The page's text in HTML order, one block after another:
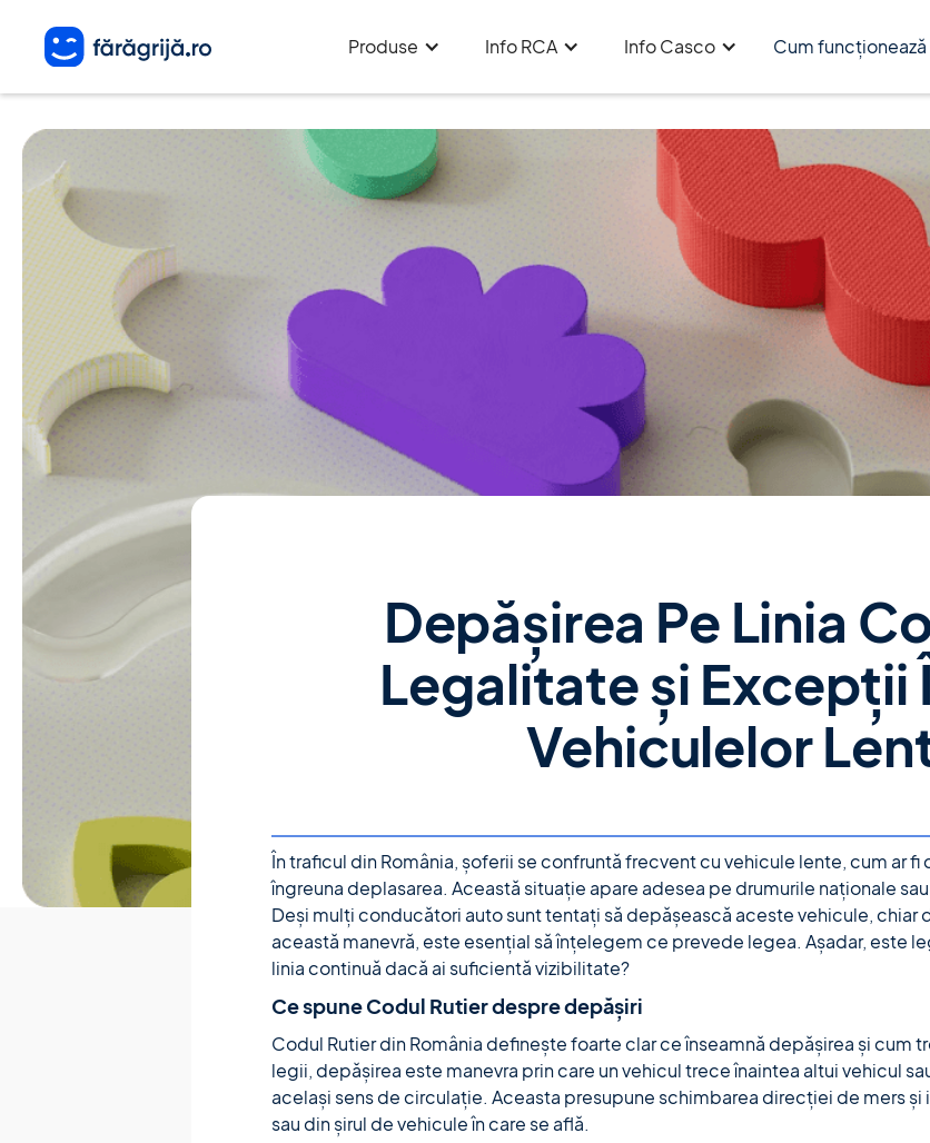
Produse Info RCA Info Casco Cum funcționează
Depășirea Pe Linia
Legalitate și Excepții
Vehiculelor
În traficul din România, șoferii se confruntă frecvent cu vehicule lente, cum ar
îngreuna deplasarea. Această situație apare adesea pe drumurile naționale
Deși mulți conducători auto sunt tentați să depășească aceste vehicule, chiar
această manevră, este esențial să înțelegem ce prevede legea. Așadar, este
linia continuă dacă ai suficientă vizibilitate?
Ce spune Codul Rutier despre depășiri
Codul Rutier din România definește foarte clar ce înseamnă depășirea și cum
legii, depășirea este manevra prin care un vehicul trece înaintea altui vehicul
același sens de circulație. Aceasta presupune schimbarea direcției de mers
sau din șirul de vehicule în care se află.